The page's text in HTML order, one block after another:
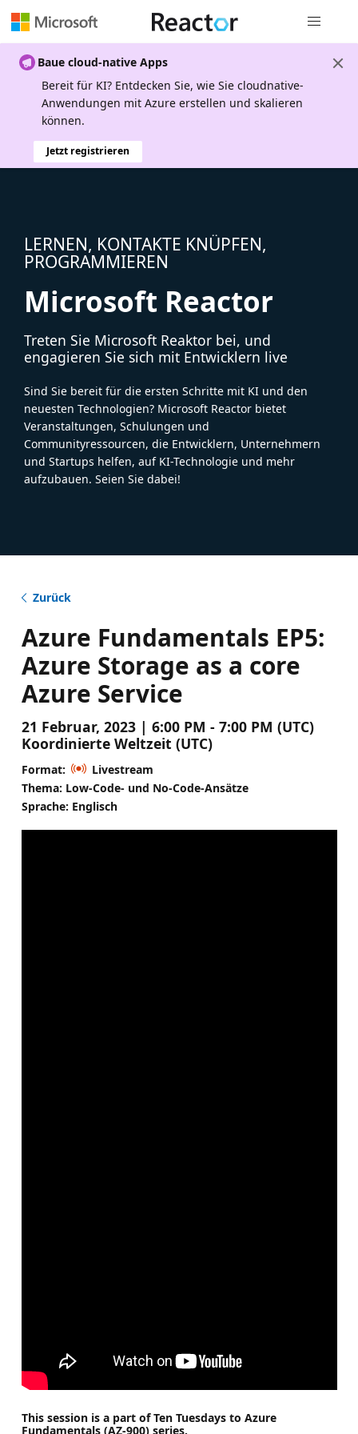
Baue cloud-native Apps
Bereit für KI? Entdecken Sie, wie Sie cloudnative-
Anwendungen mit Azure erstellen und skalieren
können.
Jetzt registrieren
LERNEN, KONTAKTE KNÜPFEN,
PROGRAMMIEREN
Microsoft Reactor
Treten Sie Microsoft Reaktor bei, und
engagieren Sie sich mit Entwicklern live
Sind Sie bereit für die ersten Schritte mit KI und den
neuesten Technologien? Microsoft Reactor bietet
Veranstaltungen, Schulungen und
Communityressourcen, die Entwicklern, Unternehmern
und Startups helfen, auf KI-Technologie und mehr
aufzubauen. Seien Sie dabei!
Zurück
Azure Fundamentals EP5:
Azure Storage as a core
Azure Service
21 Februar, 2023 | 6:00 PM - 7:00 PM (UTC)
Koordinierte Weltzeit (UTC)
Format:
Livestream
Thema: Low-Code- und No-Code-Ansätze
Sprache: Englisch
This session is a part of Ten Tuesdays to Azure
Fundamentals (AZ-900) series.